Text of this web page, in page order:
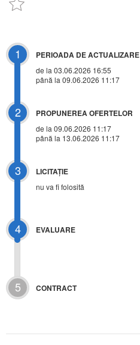
1 PERIOADA DE ACTUALIZARE
de la 03.06.2026 16:55
până la 09.06.2026 11:17
2 PROPUNEREA OFERTELOR
de la 09.06.2026 11:17
până la 13.06.2026 11:17
3 LICITAŢIE
nu va fi folosită
4 EVALUARE
5 CONTRACT